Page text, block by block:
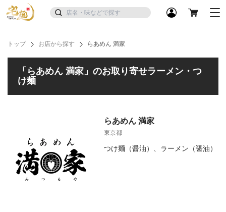
トップ お店から探す らあめん 満家
「らあめん 満家」のお取り寄せラーメン・つ
け麺
らあめん 満家
東京都
つけ麺（醤油）、ラーメン（醤油）